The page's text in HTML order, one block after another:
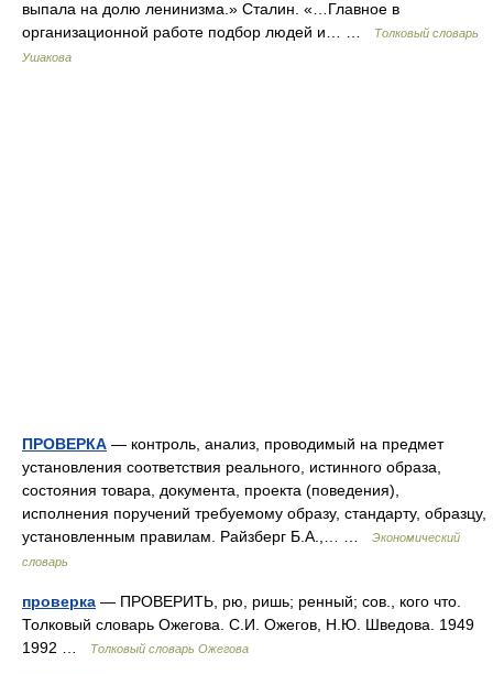
выпала на долю ленинизма.» Сталин. «…Главное в
организационной работе подбор людей и… …
Толковый словарь
Ушакова
ПРОВЕРКА — контроль, анализ, проводимый на предмет
установления соответствия реального, истинного образа,
состояния товара, документа, проекта (поведения),
исполнения поручений требуемому образу, стандарту, образцу,
установленным правилам. Райзберг Б.А.,… …
Экономический
словарь
проверка — ПРОВЕРИТЬ, рю, ришь; ренный; сов., кого что.
Толковый словарь Ожегова. С.И. Ожегов, Н.Ю. Шведова. 1949
1992 …
Толковый словарь Ожегова